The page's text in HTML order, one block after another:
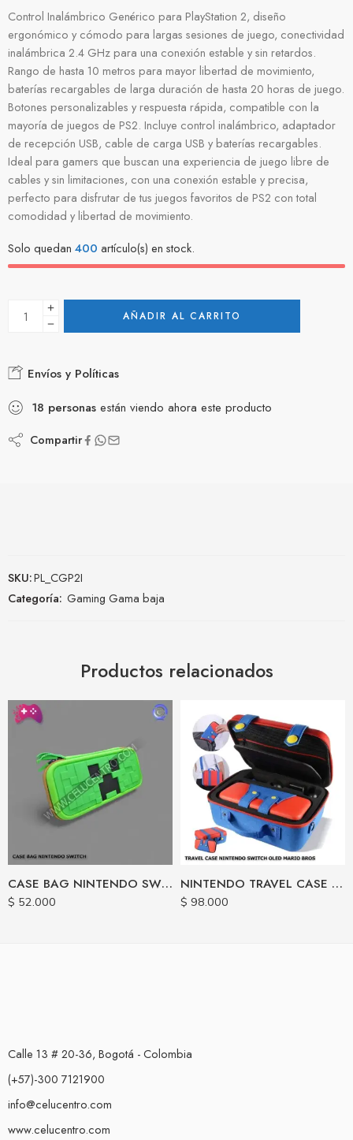
Control Inalámbrico Genérico para PlayStation 2, diseño
ergonómico y cómodo para largas sesiones de juego, conectividad
inalámbrica 2.4 GHz para una conexión estable y sin retardos.
Rango de hasta 10 metros para mayor libertad de movimiento,
baterías recargables de larga duración de hasta 20 horas de juego.
Botones personalizables y respuesta rápida, compatible con la
mayoría de juegos de PS2. Incluye control inalámbrico, adaptador
de recepción USB, cable de carga USB y baterías recargables.
Ideal para gamers que buscan una experiencia de juego libre de
cables y sin limitaciones, con una conexión estable y precisa,
perfecto para disfrutar de tus juegos favoritos de PS2 con total
comodidad y libertad de movimiento.
Solo quedan 400 artículo(s) en stock.
AÑADIR AL CARRITO
Envíos y Políticas
18 personas están viendo ahora este producto
Compartir
SKU:PL_CGP2I
Categoría: Gaming Gama baja
Productos relacionados
CASE BAG NINTENDO SWITCH DESIGN
$ 52.000
NINTENDO TRAVEL CASE SWITCH EDICION MARIO
$ 98.000
Calle 13 # 20-36, Bogotá - Colombia
(+57)-300 7121900
info@celucentro.com
www.celucentro.com